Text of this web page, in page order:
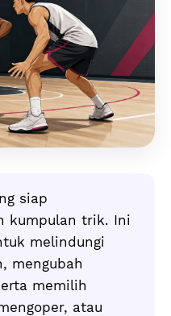
siap
kumpulan trik. Ini
melindungi
mengubah
memilih
atau